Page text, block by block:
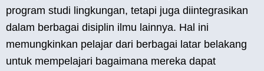
program studi lingkungan, tetapi juga diintegrasikan
dalam berbagai disiplin ilmu lainnya. Hal ini
memungkinkan pelajar dari berbagai latar belakang
untuk mempelajari bagaimana mereka dapat